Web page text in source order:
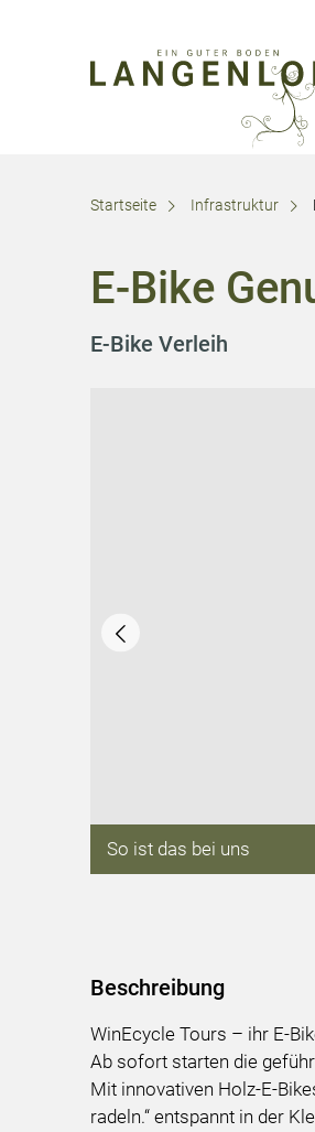
Startseite Infrastruktur
E-Bike
E-Bike Verleih
So ist das bei uns
Beschreibung
WinEcycle Tours – ihr E-
Ab sofort starten die
Mit innovativen Holz-E-
radeln.“ entspannt in der